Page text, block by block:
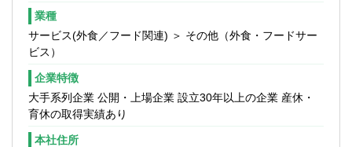
◇監査法人との交渉
内部監査室・室長含め室長1名、次長1名、
課長2名、課長補2名、係長2名、一般1名の
9名体制の部署になります。国内外の内部統
業種
サービス(外食／フード関連) ＞ その他（外食・フードサー
ビス）
企業特徴
大手系列企業 公開・上場企業 設立30年以上の企業 産休・
育休の取得実績あり
本社住所